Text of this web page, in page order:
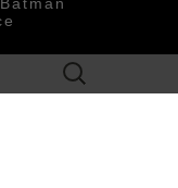
Rechercher :